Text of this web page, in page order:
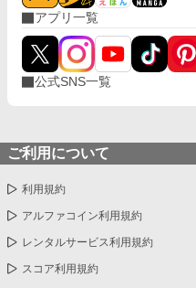
アプリ一覧
公式SNS一覧
ご利用について
利用規約
アルファコイン利用規約
レンタルサービス利用規約
スコア利用規約